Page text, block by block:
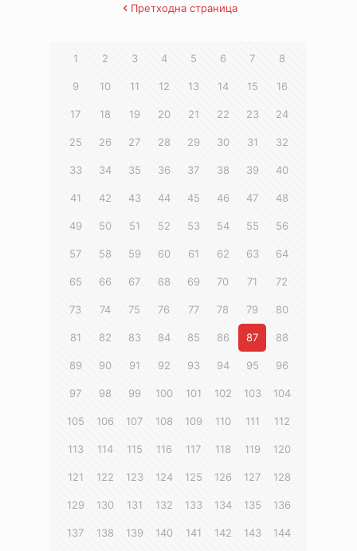
Претходна страница
1 2 3 4 5 6 7 8
9 10 11 12 13 14 15 16
17 18 19 20 21 22 23 24
25 26 27 28 29 30 31 32
33 34 35 36 37 38 39 40
41 42 43 44 45 46 47 48
49 50 51 52 53 54 55 56
57 58 59 60 61 62 63 64
65 66 67 68 69 70 71 72
73 74 75 76 77 78 79 80
81 82 83 84 85 86 87 88
89 90 91 92 93 94 95 96
97 98 99 100 101 102 103 104
105 106 107 108 109 110 111 112
113 114 115 116 117 118 119 120
121 122 123 124 125 126 127 128
129 130 131 132 133 134 135 136
137 138 139 140 141 142 143 144